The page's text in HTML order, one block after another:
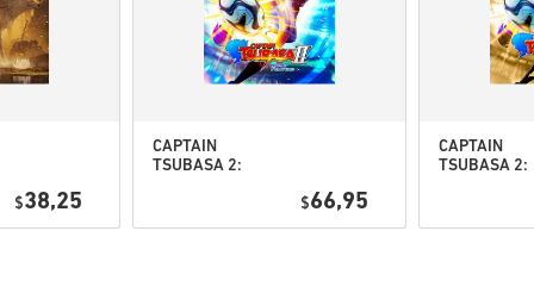
• Velg produktet ditt
• Skriv inn e-postadressen
• Velg ønsket
• Fullfør bestillingen
$38,25
CAPTAIN
TSUBASA 2:
(STEAM) EU
$66,95
CAPTAIN
TSUBASA 2:
Deluxe